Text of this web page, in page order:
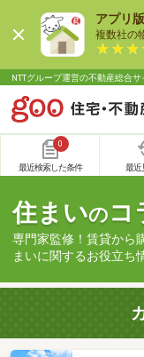
アプリ
複数社の
NTTグループ運営の不動産総合
0
最近検索した条件 最近
住まいのコ
専門家監修！賃貸から
まいに関するお役立ち